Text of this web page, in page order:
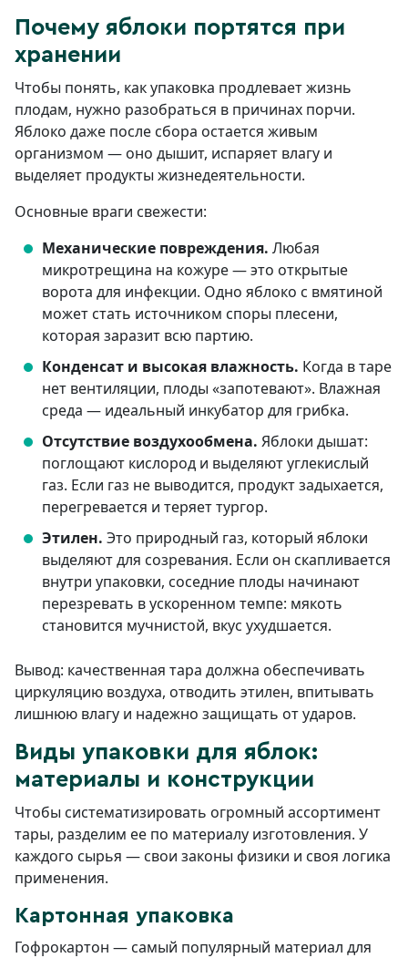
Почему яблоки портятся при
хранении
Чтобы понять, как упаковка продлевает жизнь
плодам, нужно разобраться в причинах порчи.
Яблоко даже после сбора остается живым
организмом — оно дышит, испаряет влагу и
выделяет продукты жизнедеятельности.
Основные враги свежести:
Механические повреждения. Любая
микротрещина на кожуре — это открытые
ворота для инфекции. Одно яблоко с вмятиной
может стать источником споры плесени,
которая заразит всю партию.
Конденсат и высокая влажность. Когда в таре
нет вентиляции, плоды «запотевают». Влажная
среда — идеальный инкубатор для грибка.
Отсутствие воздухообмена. Яблоки дышат:
поглощают кислород и выделяют углекислый
газ. Если газ не выводится, продукт задыхается,
перегревается и теряет тургор.
Этилен. Это природный газ, который яблоки
выделяют для созревания. Если он скапливается
внутри упаковки, соседние плоды начинают
перезревать в ускоренном темпе: мякоть
становится мучнистой, вкус ухудшается.
Вывод: качественная тара должна обеспечивать
циркуляцию воздуха, отводить этилен, впитывать
лишнюю влагу и надежно защищать от ударов.
Виды упаковки для яблок:
материалы и конструкции
Чтобы систематизировать огромный ассортимент
тары, разделим ее по материалу изготовления. У
каждого сырья — свои законы физики и своя логика
применения.
Картонная упаковка
Гофрокартон — самый популярный материал для